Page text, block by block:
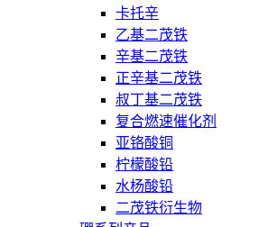
卡托辛
乙基二茂铁
辛基二茂铁
正辛基二茂铁
叔丁基二茂铁
复合燃速催化剂
亚铬酸铜
柠檬酸铅
水杨酸铅
二茂铁衍生物